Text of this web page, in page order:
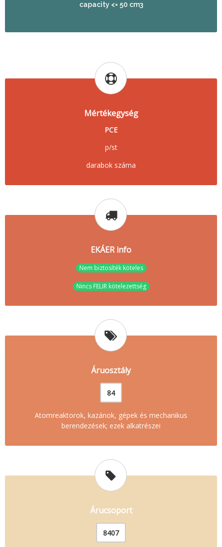
capacity <= 50 cm3
Mértékegység
PCE
p/st
darabok száma
EKÁER info
Nem biztosíték köteles
Nincs FELIR kötelezettség
Áruosztály
84
Atomreaktorok, kazánok, gépek és mechanikus
berendezések; ezek alkatrészei
Árucsoport
8407